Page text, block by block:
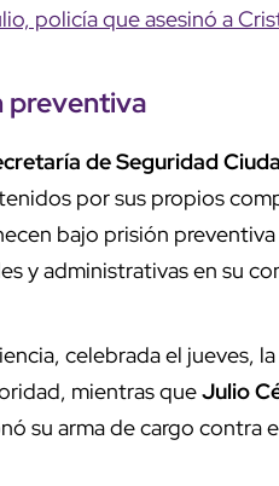
policía que asesinó a
preventiva
de Seguridad
por sus propios
bajo prisión
y administrativas en su
celebrada el jueves,
mientras queJulio
su arma de cargo contra